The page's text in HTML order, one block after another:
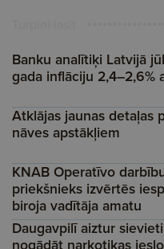
Banku analītiķi Latvijā
gada inflāciju 2,4–2,6%
Atklājas jaunas detaļas
nāves apstākļiem
KNAB Operatīvo
priekšnieks izvērtēs
biroja vadītāja amatu
Daugavpilī aiztur